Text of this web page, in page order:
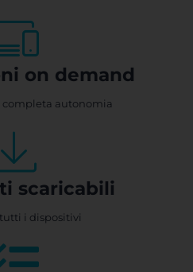
on demand
autonomia
scaricabili
i dispositivi